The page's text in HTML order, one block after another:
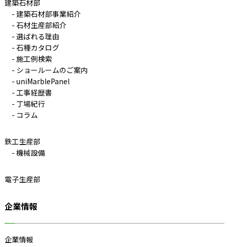
建築石材部
建築石材部事業紹介
石材生産部紹介
選ばれる理由
石種カタログ
施工例検索
ショールームのご案内
uniMarblePanel
工事経歴書
丁場紀行
コラム
鉄工生産部
機械設備
電子生産部
企業情報
企業情報